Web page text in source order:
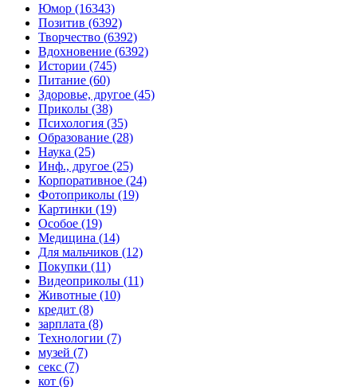
Юмор (16343)
Позитив (6392)
Творчество (6392)
Вдохновение (6392)
Истории (745)
Питание (60)
Здоровье, другое (45)
Приколы (38)
Психология (35)
Образование (28)
Наука (25)
Инф., другое (25)
Корпоративное (24)
Фотоприколы (19)
Картинки (19)
Особое (19)
Медицина (14)
Для мальчиков (12)
Покупки (11)
Видеоприколы (11)
Животные (10)
кредит (8)
зарплата (8)
Технологии (7)
музей (7)
секс (7)
кот (6)